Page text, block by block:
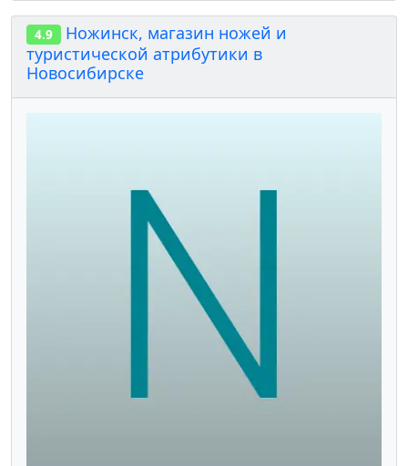
4.9
Ножинск, магазин ножей и
туристической атрибутики в
Новосибирске